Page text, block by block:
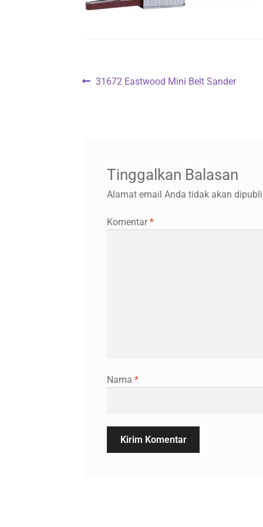
Navigasi
Previous
31672 Eastwood Mini Belt Sander
Tinggalkan Balasan
Alamat email Anda tidak akan
Komentar*
Nama *